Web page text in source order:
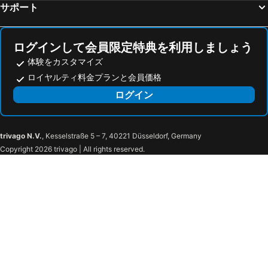
台東民宿 關山桃花心木民宿農場
レイルウェイトラベラー B&B (鐵道旅人民宿)
Genuinn
Happy Heart B&B
Fun Trip - Little Castle & Oscar B&B
Fashion Player
Youyisu-youshangdelinshikezhan
Shiangshiang Forest Hotel
Makapahay Creative
Taichung Industrial Park
National Museum of Taiwan History
Penghu Airport
Zhiben Hot Spring
E-Da World
Kaohsiung Martial Art Stadium
Kaohsiung Shinkuchan
Kaohsiung Guanghua Night Market
Hualien Farglory Ocean Park
Taitung Seashore Park
Taitung Airport
Taitung Sanxiantai
サポート
ログインして会員限定特典を利用しましょう
体験をカスタマイズ
ロイヤルティ料金プランと会員価格
ログイン
trivago N.V., Kesselstraße 5 – 7, 40221 Düsseldorf, Germany
Copyright 2026 trivago | All rights reserved.